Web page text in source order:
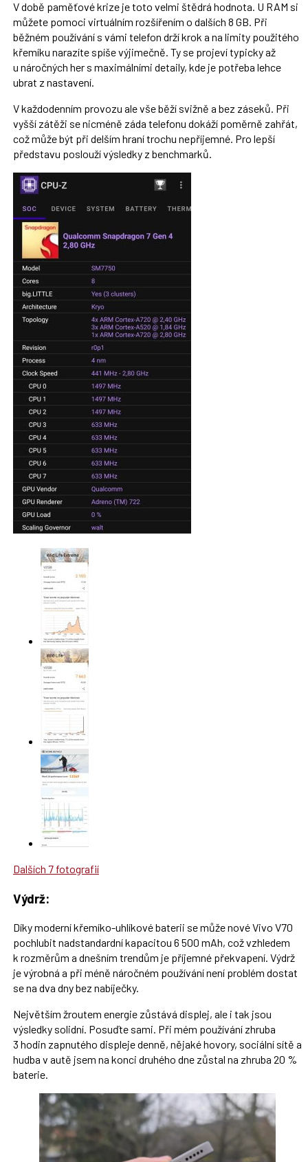
V době paměťové krize je toto velmi štědrá hodnota. U RAM si
můžete pomoci virtuálním rozšířením o dalších 8 GB. Při
běžném používání s vámi telefon drží krok a na limity použitého
křemíku narazíte spíše výjimečně. Ty se projeví typicky až
u náročných her s maximálními detaily, kde je potřeba lehce
ubrat z nastavení.
V každodenním provozu ale vše běží svižně a bez záseků. Při
vyšší zátěži se nicméně záda telefonu dokáží poměrně zahřát,
což může být při delším hraní trochu nepříjemné. Pro lepší
představu poslouží výsledky z benchmarků.
Dalších 7 fotografií
Výdrž:
Díky moderní křemíko-uhlíkové baterii se může nové Vivo V70
pochlubit nadstandardní kapacitou 6 500 mAh, což vzhledem
k rozměrům a dnešním trendům je příjemné překvapení. Výdrž
je výrobná a při méně náročném používání není problém dostat
se na dva dny bez nabíječky.
Největším žroutem energie zůstává displej, ale i tak jsou
výsledky solidní. Posuďte sami. Při mém používání zhruba
3 hodin zapnutého displeje denně, nějaké hovory, sociální sítě a
hudba v autě jsem na konci druhého dne zůstal na zhruba 20 %
baterie.